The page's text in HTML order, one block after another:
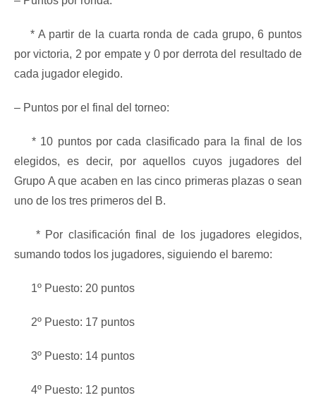
* A partir de la cuarta ronda de cada grupo, 6 puntos
por victoria, 2 por empate y 0 por derrota del resultado de
cada jugador elegido.
– Puntos por el final del torneo:
* 10 puntos por cada clasificado para la final de los
elegidos, es decir, por aquellos cuyos jugadores del
Grupo A que acaben en las cinco primeras plazas o sean
uno de los tres primeros del B.
* Por clasificación final de los jugadores elegidos,
sumando todos los jugadores, siguiendo el baremo:
1º Puesto: 20 puntos
2º Puesto: 17 puntos
3º Puesto: 14 puntos
4º Puesto: 12 puntos